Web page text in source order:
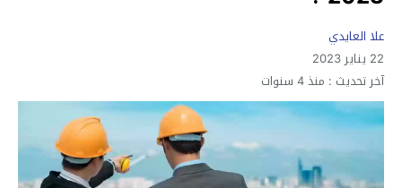
علا العايدي
22 يناير 2023
آخر تحديث : منذ 4 سنوات